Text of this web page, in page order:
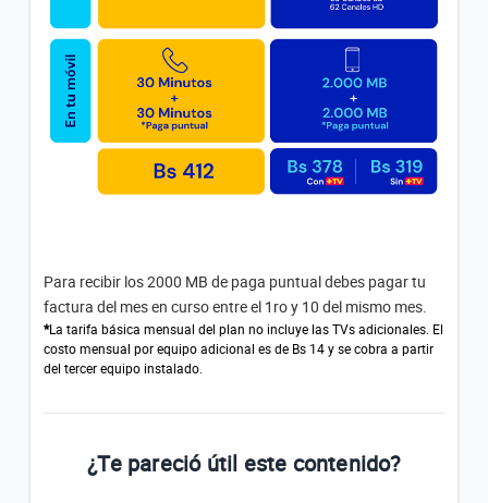
Para recibir los 2000 MB de paga puntual debes pagar tu
factura del mes en curso entre el 1ro y 10 del mismo mes.
*La tarifa básica mensual del plan no incluye las TVs adicionales. El
costo mensual por equipo adicional es de Bs 14 y se cobra a partir
del tercer equipo instalado.
¿Te pareció útil este contenido?